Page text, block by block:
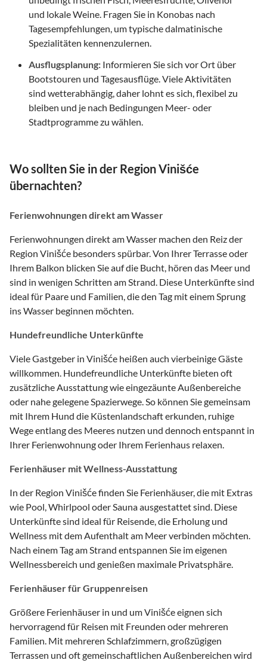
und lokale Weine. Fragen Sie in Konobas nach
Tagesempfehlungen, um typische dalmatinische
Spezialitäten kennenzulernen.
Ausflugsplanung: Informieren Sie sich vor Ort über
Bootstouren und Tagesausflüge. Viele Aktivitäten
sind wetterabhängig, daher lohnt es sich, flexibel zu
bleiben und je nach Bedingungen Meer- oder
Stadtprogramme zu wählen.
Wo sollten Sie in der Region Vinišće
übernachten?
Ferienwohnungen direkt am Wasser
Ferienwohnungen direkt am Wasser machen den Reiz der
Region Vinišće besonders spürbar. Von Ihrer Terrasse oder
Ihrem Balkon blicken Sie auf die Bucht, hören das Meer und
sind in wenigen Schritten am Strand. Diese Unterkünfte sind
ideal für Paare und Familien, die den Tag mit einem Sprung
ins Wasser beginnen möchten.
Hundefreundliche Unterkünfte
Viele Gastgeber in Vinišće heißen auch vierbeinige Gäste
willkommen. Hundefreundliche Unterkünfte bieten oft
zusätzliche Ausstattung wie eingezäunte Außenbereiche
oder nahe gelegene Spazierwege. So können Sie gemeinsam
mit Ihrem Hund die Küstenlandschaft erkunden, ruhige
Wege entlang des Meeres nutzen und dennoch entspannt in
Ihrer Ferienwohnung oder Ihrem Ferienhaus relaxen.
Ferienhäuser mit Wellness-Ausstattung
In der Region Vinišće finden Sie Ferienhäuser, die mit Extras
wie Pool, Whirlpool oder Sauna ausgestattet sind. Diese
Unterkünfte sind ideal für Reisende, die Erholung und
Wellness mit dem Aufenthalt am Meer verbinden möchten.
Nach einem Tag am Strand entspannen Sie im eigenen
Wellnessbereich und genießen maximale Privatsphäre.
Ferienhäuser für Gruppenreisen
Größere Ferienhäuser in und um Vinišće eignen sich
hervorragend für Reisen mit Freunden oder mehreren
Familien. Mit mehreren Schlafzimmern, großzügigen
Terrassen und oft gemeinschaftlichen Außenbereichen wird